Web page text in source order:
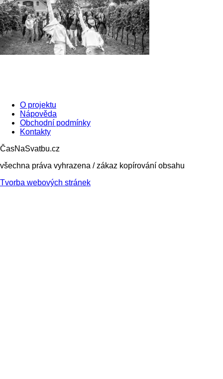
O projektu
Nápověda
Obchodní podmínky
Kontakty
ČasNaSvatbu.cz
všechna práva vyhrazena / zákaz kopírování obsahu
Tvorba webových stránek